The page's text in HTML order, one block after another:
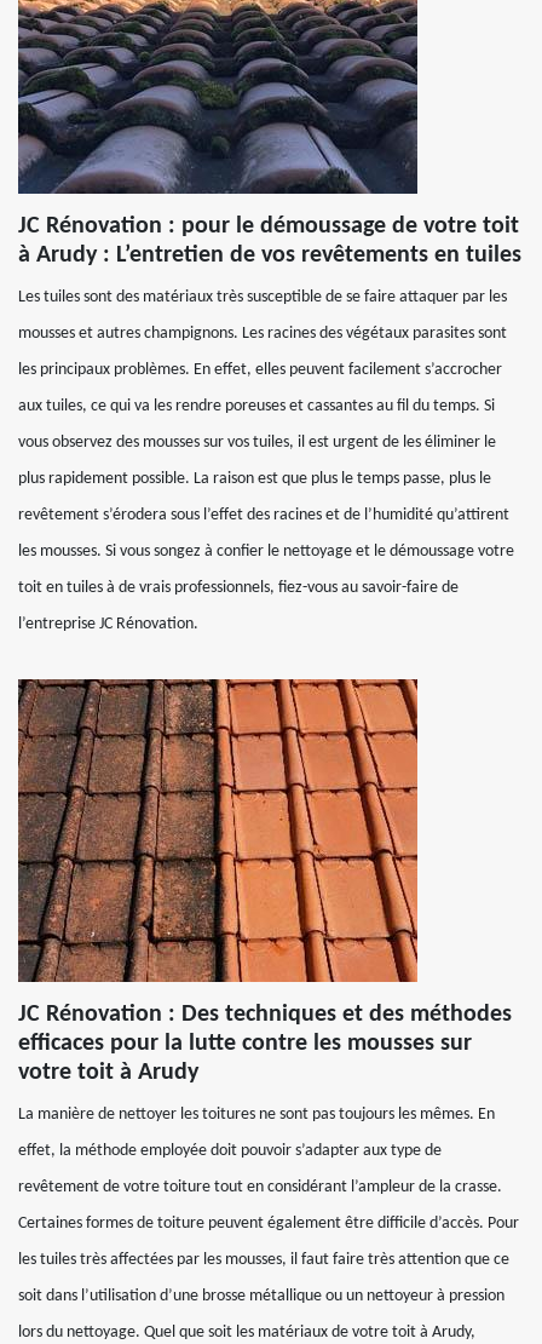
JC Rénovation : pour le démoussage de votre toit
à Arudy : L’entretien de vos revêtements en tuiles
Les tuiles sont des matériaux très susceptible de se faire attaquer par les
mousses et autres champignons. Les racines des végétaux parasites sont
les principaux problèmes. En effet, elles peuvent facilement s’accrocher
aux tuiles, ce qui va les rendre poreuses et cassantes au fil du temps. Si
vous observez des mousses sur vos tuiles, il est urgent de les éliminer le
plus rapidement possible. La raison est que plus le temps passe, plus le
revêtement s’érodera sous l’effet des racines et de l’humidité qu’attirent
les mousses. Si vous songez à confier le nettoyage et le démoussage votre
toit en tuiles à de vrais professionnels, fiez-vous au savoir-faire de
l’entreprise JC Rénovation.
JC Rénovation : Des techniques et des méthodes
efficaces pour la lutte contre les mousses sur
votre toit à Arudy
La manière de nettoyer les toitures ne sont pas toujours les mêmes. En
effet, la méthode employée doit pouvoir s’adapter aux type de
revêtement de votre toiture tout en considérant l’ampleur de la crasse.
Certaines formes de toiture peuvent également être difficile d’accès. Pour
les tuiles très affectées par les mousses, il faut faire très attention que ce
soit dans l’utilisation d’une brosse métallique ou un nettoyeur à pression
lors du nettoyage. Quel que soit les matériaux de votre toit à Arudy,